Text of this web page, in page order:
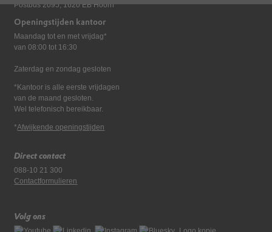
Postbus 2095, 1620 EB Hoorn
Openingstijden kantoor
Maandag tot en met vrijdag*
van 08:00 tot 16:30
Zaterdag en zondag gesloten
*Kantoor is alle eerste vrijdagen
van de maand gesloten.
Wel telefonisch bereikbaar.
*Afwijkende openingstijden
Direct contact
088-10 21 300
Contactformulieren
Volg ons